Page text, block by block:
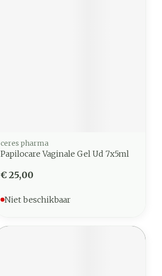
ceres pharma
Papilocare Vaginale Gel Ud 7x5ml
€ 25,00
Niet beschikbaar